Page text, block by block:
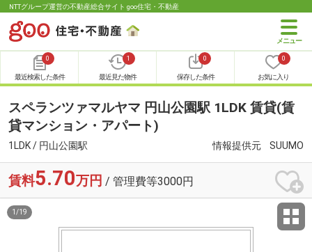
NTTグループ運営の不動産総合サイト goo住宅・不動産
0
最近検索した条件
1
最近見た物件
0
保存した条件
0
お気に入り
スペランツァマルヤマ 円山公園駅 1LDK 賃貸(賃
貸マンション・アパート)
1LDK / 円山公園駅 情報提供元 SUUMO
賃料5.70万円 / 管理費等3000円
1 /19